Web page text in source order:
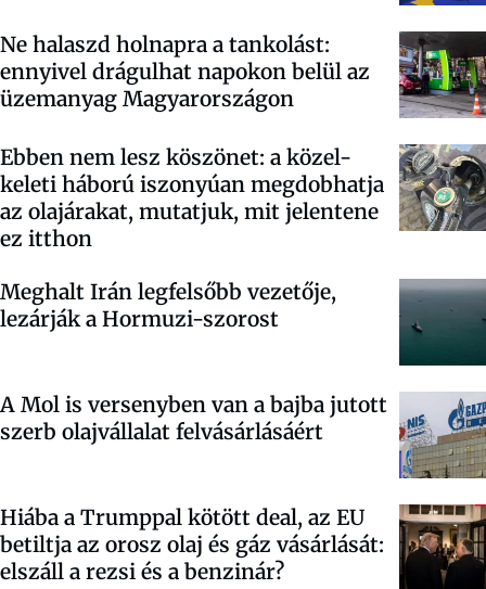
Ne halaszd holnapra a tankolást:
ennyivel drágulhat napokon belül az
üzemanyag Magyarországon
Ebben nem lesz köszönet: a közel-
keleti háború iszonyúan megdobhatja
az olajárakat, mutatjuk, mit jelentene
ez itthon
Meghalt Irán legfelsőbb vezetője,
lezárják a Hormuzi-szorost
A Mol is versenyben van a bajba jutott
szerb olajvállalat felvásárlásáért
Hiába a Trumppal kötött deal, az EU
betiltja az orosz olaj és gáz vásárlását:
elszáll a rezsi és a benzinár?